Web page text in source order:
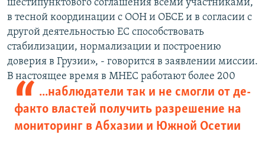
шестипунктового соглашения всеми участниками,
в тесной координации с ООН и ОБСЕ и в согласии с
другой деятельностью ЕС способствовать
стабилизации, нормализации и построению
доверия в Грузии», - говорится в заявлении миссии.
В настоящее время в МНЕС работают более 200
...наблюдатели так и не смогли от де-
факто властей получить разрешение на
мониторинг в Абхазии и Южной Осетии